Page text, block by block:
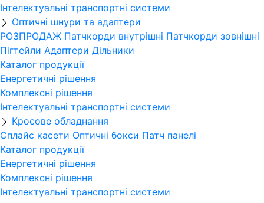
Інтелектуальні транспортні системи
Оптичні шнури та адаптери
РОЗПРОДАЖ Патчкорди внутрішні Патчкорди зовнішні
Пігтейли Адаптери Дільники
Каталог продукції
Енергетичні рішення
Комплексні рішення
Інтелектуальні транспортні системи
Кросове обладнання
Сплайс касети Оптичні бокси Патч панелі
Каталог продукції
Енергетичні рішення
Комплексні рішення
Інтелектуальні транспортні системи